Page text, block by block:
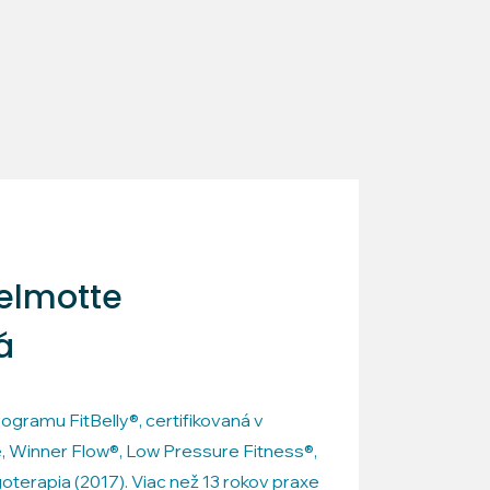
FitBelly®, certifikovaná v
Flow®, Low Pressure Fitness®,
(2017). Viac než 13 rokov praxe